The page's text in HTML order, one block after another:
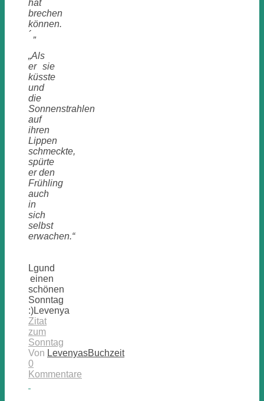
hat
brechen
können.
´ „
„Als
er sie
küsste
und
die
Sonnenstrahlen
auf
ihren
Lippen
schmeckte,
spürte
er den
Frühling
auch
in
sich
selbst
erwachen.“
Lgund
einen
schönen
Sonntag
:)Levenya
Zitat
zum
Sonntag
Von LevenyasBuchzeit
0
Kommentare